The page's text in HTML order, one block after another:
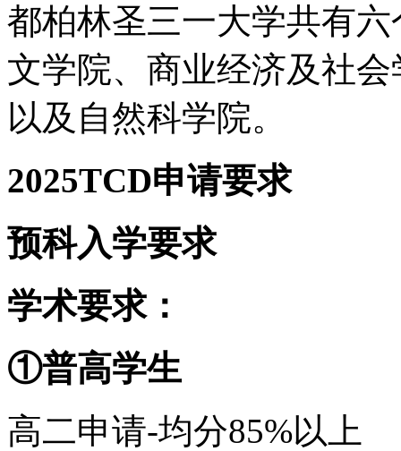
都柏林圣三一大学共有
文学院、商业经济及社
以及自然科学院。
2025TCD申请要求
预科入学要求
学术要求：
①普高学生
高二申请-均分85%以上